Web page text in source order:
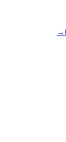
→